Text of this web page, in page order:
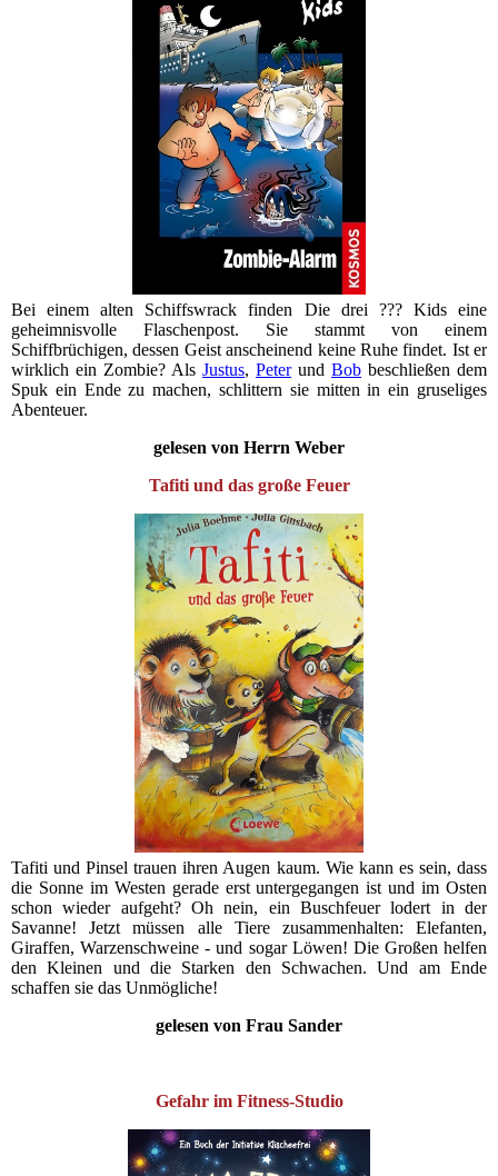
Bei einem alten Schiffswrack finden Die drei ??? Kids eine
geheimnisvolle Flaschenpost. Sie stammt von einem
Schiffbrüchigen, dessen Geist anscheinend keine Ruhe findet. Ist er
wirklich ein Zombie? Als Justus, Peterund Bob beschließen dem
Spuk ein Ende zu machen, schlittern sie mitten in ein gruseliges
Abenteuer.
gelesen von Herrn Weber
Tafiti und das große Feuer
Tafiti und Pinsel trauen ihren Augen kaum. Wie kann es sein, dass
die Sonne im Westen gerade erst untergegangen ist und im Osten
schon wieder aufgeht? Oh nein, ein Buschfeuer lodert in der
Savanne! Jetzt müssen alle Tiere zusammenhalten: Elefanten,
Giraffen, Warzenschweine - und sogar Löwen! Die Großen helfen
den Kleinen und die Starken den Schwachen. Und am Ende
schaffen sie das Unmögliche!
gelesen von Frau Sander
Gefahr im Fitness-Studio